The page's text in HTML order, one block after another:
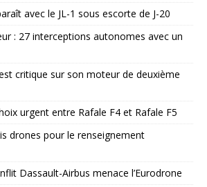
avec le JL-1 sous escorte de J-20
: 27 interceptions autonomes avec un
critique sur son moteur de deuxième
urgent entre Rafale F4 et Rafale F5
drones pour le renseignement
Dassault-Airbus menace l’Eurodrone